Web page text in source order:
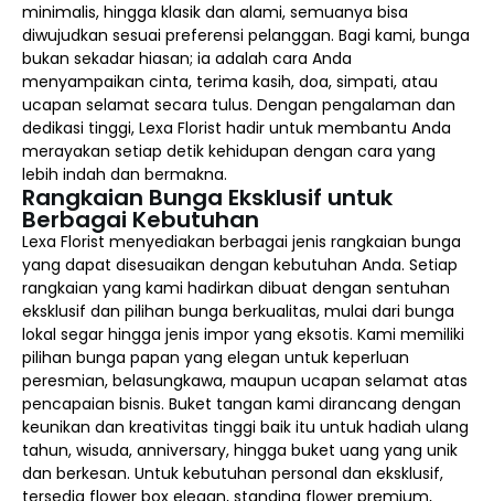
minimalis, hingga klasik dan alami, semuanya bisa
diwujudkan sesuai preferensi pelanggan. Bagi kami, bunga
bukan sekadar hiasan; ia adalah cara Anda
menyampaikan cinta, terima kasih, doa, simpati, atau
ucapan selamat secara tulus. Dengan pengalaman dan
dedikasi tinggi, Lexa Florist hadir untuk membantu Anda
merayakan setiap detik kehidupan dengan cara yang
lebih indah dan bermakna.
Rangkaian Bunga Eksklusif untuk
Berbagai Kebutuhan
Lexa Florist menyediakan berbagai jenis rangkaian bunga
yang dapat disesuaikan dengan kebutuhan Anda. Setiap
rangkaian yang kami hadirkan dibuat dengan sentuhan
eksklusif dan pilihan bunga berkualitas, mulai dari bunga
lokal segar hingga jenis impor yang eksotis. Kami memiliki
pilihan bunga papan yang elegan untuk keperluan
peresmian, belasungkawa, maupun ucapan selamat atas
pencapaian bisnis. Buket tangan kami dirancang dengan
keunikan dan kreativitas tinggi baik itu untuk hadiah ulang
tahun, wisuda, anniversary, hingga buket uang yang unik
dan berkesan. Untuk kebutuhan personal dan eksklusif,
tersedia flower box elegan, standing flower premium,